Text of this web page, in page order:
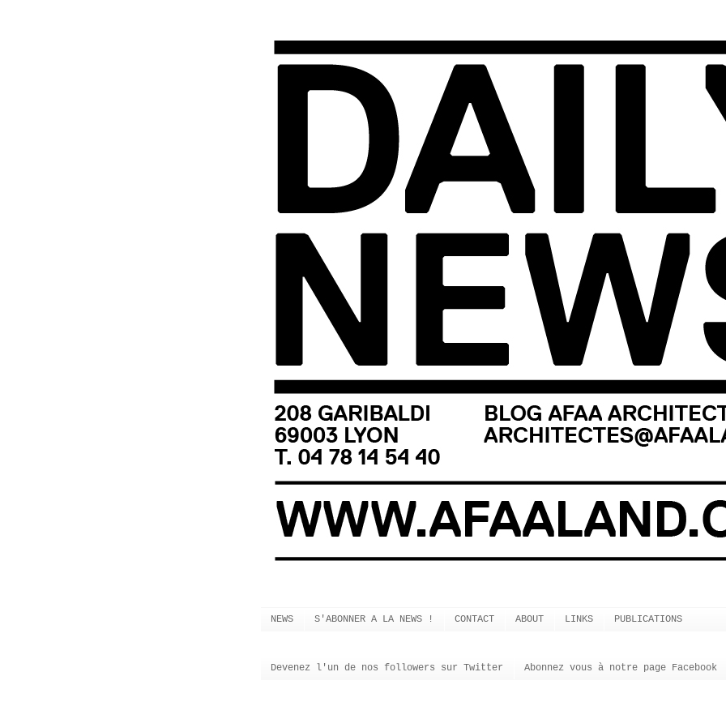
NEWS S'ABONNER A LA NEWS ! CONTACT ABOUT LINKS PUBLICATIONS
Devenez l'un de nos followers sur Twitter Abonnez vous à notre page Facebook